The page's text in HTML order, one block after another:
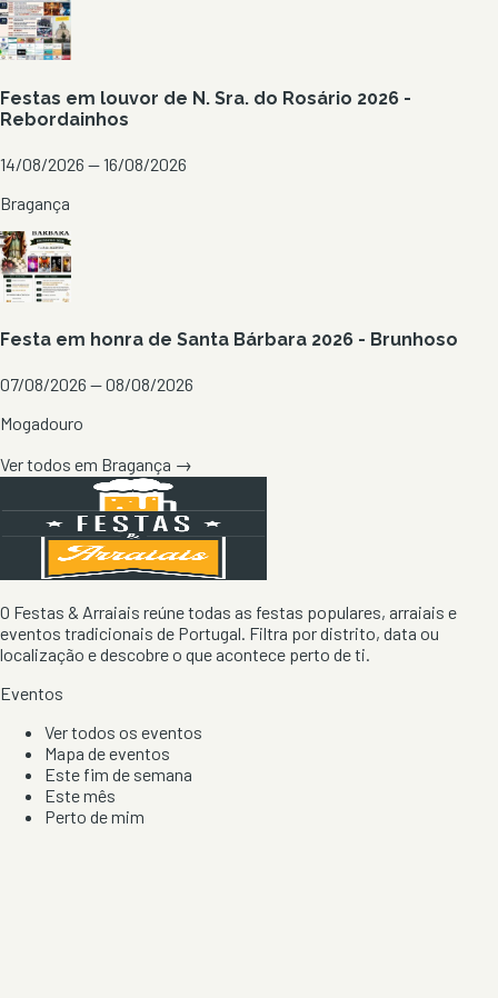
Festas em louvor de N. Sra. do Rosário 2026 -
Rebordainhos
14/08/2026 — 16/08/2026
Bragança
Festa em honra de Santa Bárbara 2026 - Brunhoso
07/08/2026 — 08/08/2026
Mogadouro
Ver todos em Bragança →
O Festas & Arraiais reúne todas as festas populares, arraiais e
eventos tradicionais de Portugal. Filtra por distrito, data ou
localização e descobre o que acontece perto de ti.
Eventos
Ver todos os eventos
Mapa de eventos
Este fim de semana
Este mês
Perto de mim